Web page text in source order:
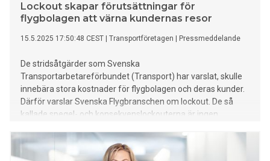
Lockout skapar förutsättningar för
flygbolagen att värna kundernas resor
15.5.2025 17:50:48 CEST Transportföretagen Pressmeddelande
De stridsåtgärder som Svenska
Transportarbetareförbundet (Transport) har varslat, skulle
innebära stora kostnader för flygbolagen och deras kunder.
Därför varslar Svenska Flygbranschen om lockout. De så
kallade spegel- och konsekvenslockouterna är ingen
konsekvenserna av fackets konfliktvarsel.